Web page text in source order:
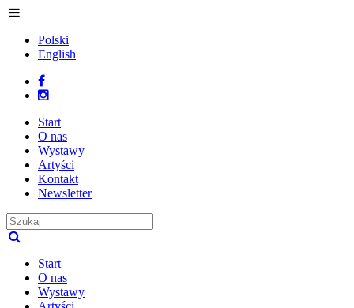
Polski
English
Start
O nas
Wystawy
Artyści
Kontakt
Newsletter
Start
O nas
Wystawy